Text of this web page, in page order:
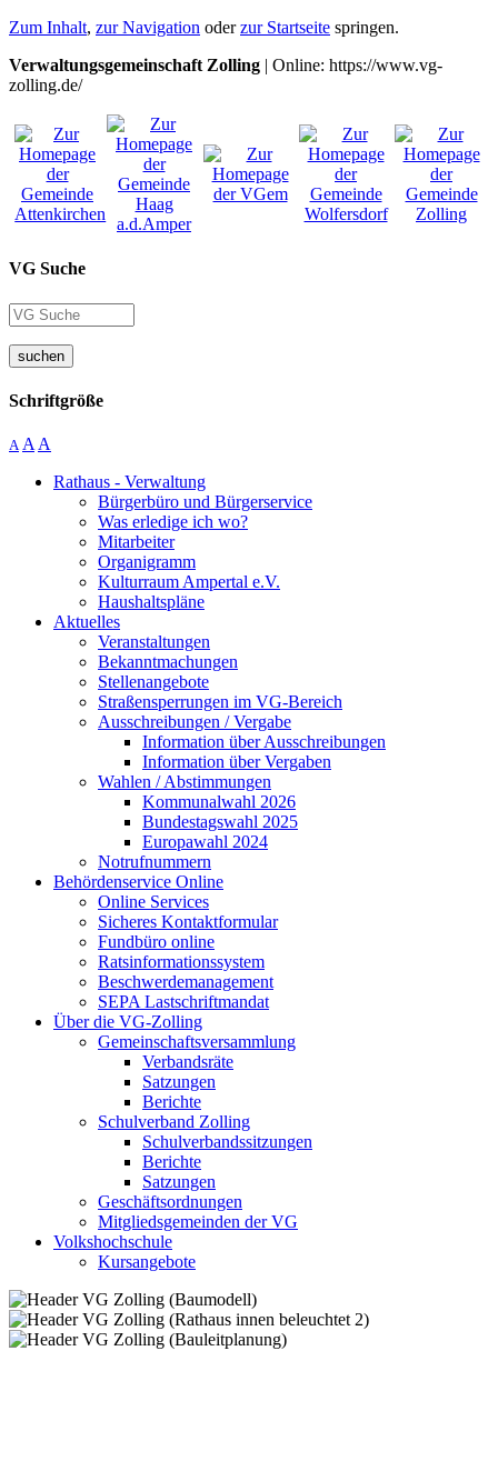
Zum Inhalt, zur Navigation oderzur Startseite springen.
Verwaltungsgemeinschaft Zolling | Online: https://www.vg-
zolling.de/
VG Suche
suchen
Schriftgröße
A A A
Rathaus - Verwaltung
Bürgerbüro und Bürgerservice
Was erledige ich wo?
Mitarbeiter
Organigramm
Kulturraum Ampertal e.V.
Haushaltspläne
Aktuelles
Veranstaltungen
Bekanntmachungen
Stellenangebote
Straßensperrungen im VG-Bereich
Ausschreibungen / Vergabe
Information über Ausschreibungen
Information über Vergaben
Wahlen / Abstimmungen
Kommunalwahl 2026
Bundestagswahl 2025
Europawahl 2024
Notrufnummern
Behördenservice Online
Online Services
Sicheres Kontaktformular
Fundbüro online
Ratsinformationssystem
Beschwerdemanagement
SEPA Lastschriftmandat
Über die VG-Zolling
Gemeinschaftsversammlung
Verbandsräte
Satzungen
Berichte
Schulverband Zolling
Schulverbandssitzungen
Berichte
Satzungen
Geschäftsordnungen
Mitgliedsgemeinden der VG
Volkshochschule
Kursangebote